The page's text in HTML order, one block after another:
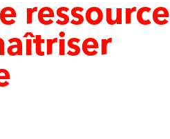
ressource